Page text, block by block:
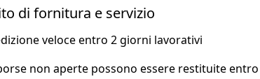
di fornitura e servizio
veloce entro 2 giorni lavorativi
non aperte possono essere restituite